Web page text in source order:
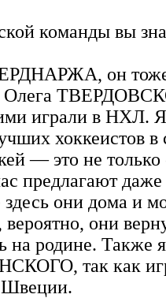
команды вы
он
Олега
играли в НХЛ.
хоккеистов в
— это не только
предлагают
они дома и
вероятно, они
на родине. Также
так как
Швеции.